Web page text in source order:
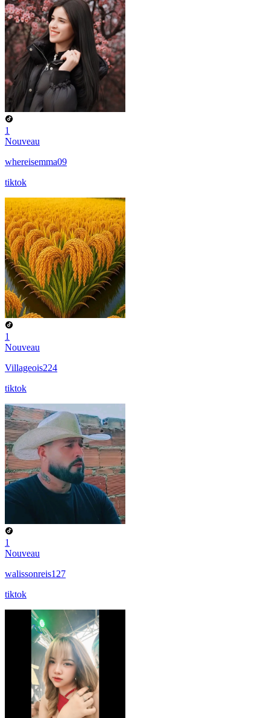
1
Nouveau
whereisemma09
tiktok
1
Nouveau
Villageois224
tiktok
1
Nouveau
walissonreis127
tiktok